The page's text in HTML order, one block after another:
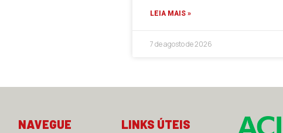
LEIA MAIS »
7 de agosto de 2026
NAVEGUE LINKS ÚTEIS